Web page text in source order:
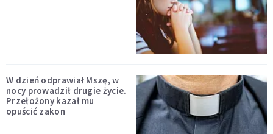
W dzień odprawiał Mszę, w
nocy prowadził drugie życie.
Przełożony kazał mu
opuścić zakon